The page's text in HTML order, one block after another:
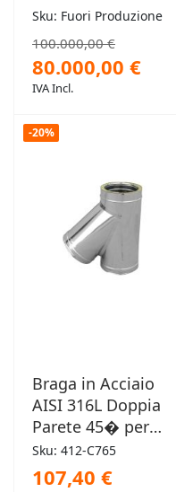
Sku: Fuori Produzione
100.000,00 €
80.000,00 €
IVA Incl.
-20%
Braga in Acciaio
AISI 316L Doppia
Parete 45� per
Canne Fumarie
Sku: 412-C765
107,40 €